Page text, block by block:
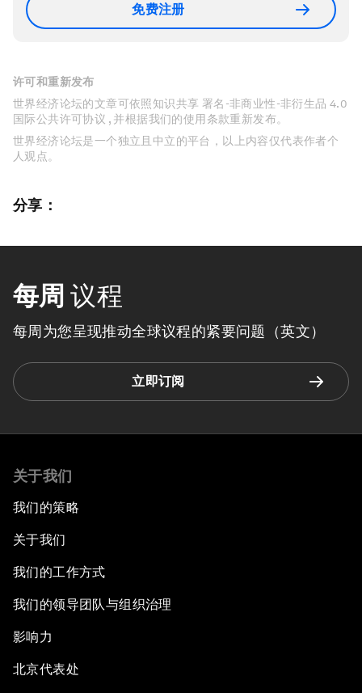
免费注册
许可和重新发布
世界经济论坛的文章可依照知识共享 署名-非商业性-非衍生品 4.0
国际公共许可协议 , 并根据我们的使用条款重新发布。
世界经济论坛是一个独立且中立的平台，以上内容仅代表作者个
人观点。
分享：
每周 议程
每周为您呈现推动全球议程的紧要问题（英文）
立即订阅
关于我们
我们的策略
关于我们
我们的工作方式
我们的领导团队与组织治理
影响力
北京代表处